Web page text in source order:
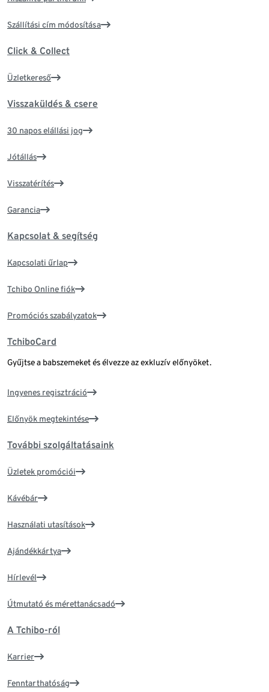
Szállítási cím módosítása
Click & Collect
Üzletkereső
Visszaküldés & csere
30 napos elállási jog
Jótállás
Visszatérítés
Garancia
Kapcsolat & segítség
Kapcsolati űrlap
Tchibo Online fiók
Promóciós szabályzatok
TchiboCard
Gyűjtse a babszemeket és élvezze az exkluzív előnyöket.
Ingyenes regisztráció
Előnyök megtekintése
További szolgáltatásaink
Üzletek promóciói
Kávébár
Használati utasítások
Ajándékkártya
Hírlevél
Útmutató és mérettanácsadó
A Tchibo-ról
Karrier
Fenntarthatóság